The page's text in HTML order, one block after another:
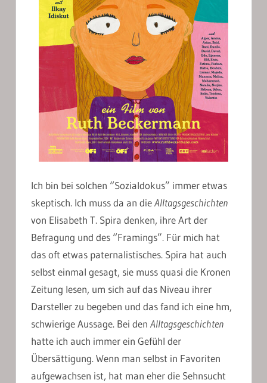
Ich bin bei solchen “Sozialdokus” immer etwas
skeptisch. Ich muss da an dieAlltagsgeschichten
von Elisabeth T. Spira denken, ihre Art der
Befragung und des “Framings”. Für mich hat
das oft etwas paternalistisches. Spira hat auch
selbst einmal gesagt, sie muss quasi die Kronen
Zeitung lesen, um sich auf das Niveau ihrer
Darsteller zu begeben und das fand ich eine hm,
schwierige Aussage. Bei den Alltagsgeschichten
hatte ich auch immer ein Gefühl der
Übersättigung. Wenn man selbst in Favoriten
aufgewachsen ist, hat man eher die Sehnsucht